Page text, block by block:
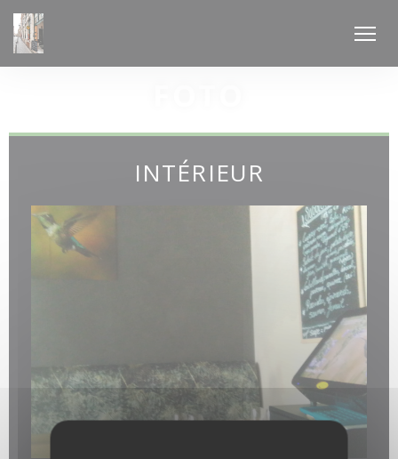
Personalizzazione delle tue scelte sui cookie
INTÉRIEUR